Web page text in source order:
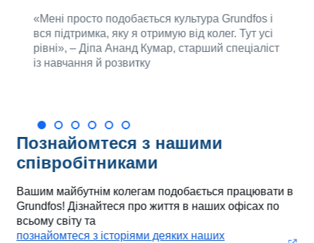
«Мені просто подобається культура Grundfos і
вся підтримка, яку я отримую від колег. Тут усі
рівні», – Діпа Ананд Кумар, старший спеціаліст
із навчання й розвитку
Познайомтеся з нашими
співробітниками
Вашим майбутнім колегам подобається працювати в
Grundfos! Дізнайтеся про життя в наших офісах по
всьому світу та
познайомтеся з історіями деяких наших